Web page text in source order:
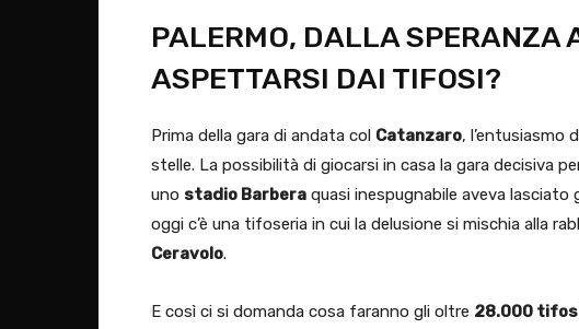
PALERMO, DALLA SPERANZA
ASPETTARSI DAI TIFOSI?
Prima della gara di andata col Catanzaro, l’entusiasmo
stelle. La possibilità di giocarsi in casa la gara decisiva
uno stadio Barbera quasi inespugnabile aveva lasciato
oggi c’è una tifoseria in cui la delusione si mischia alla
Ceravolo.
E così ci si domanda cosa faranno gli oltre 28.000